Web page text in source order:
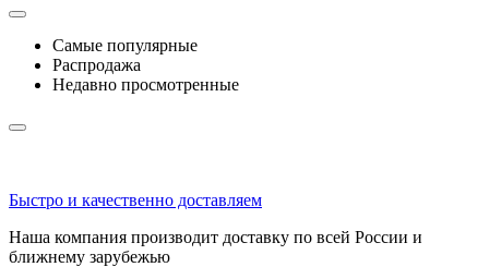
Самые популярные
Распродажа
Недавно просмотренные
Быстро и качественно доставляем
Наша компания производит доставку по всей России и
ближнему зарубежью